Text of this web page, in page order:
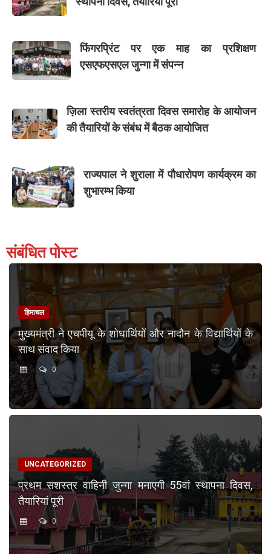
फिंगरप्रिंट पर एक माह का प्रशिक्षण
एसएफएसएल जुन्गा में संपन्न
ज़िला स्तरीय स्वतंत्रता दिवस समारोह के आयोजन
की तैयारियों के संबंध में बैठक आयोजित
राज्यपाल ने शुराला में पौधारोपण कार्यक्रम का
शुभारम्भ किया
संबंधित पोस्ट
हिमाचल
मुख्यमंत्री ने एचपीयू के शोधार्थियों और नादौन के विद्यार्थियों के
साथ संवाद किया
0
UNCATEGORIZED
प्रथम सशस्त्र वाहिनी जुन्गा मनाएगी 55वां स्थापना दिवस,
तैयारियां पूरी
0